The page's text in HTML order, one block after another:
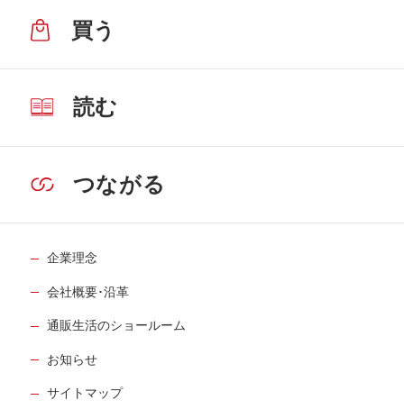
買う
読む
つながる
企業理念
会社概要･沿革
通販生活のショールーム
お知らせ
サイトマップ